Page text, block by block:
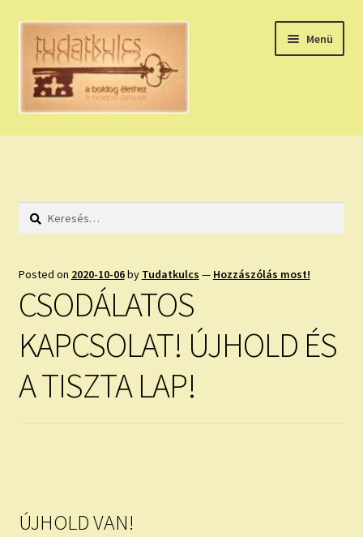
Ugrás
navigációhoz
Kilépés
tartalomba
Menü
HÚZZ EGY KÁRTYÁT!
HOLDNAPTÁR
NAPI ASZTROLÓGIA
KÉRJ EGY MEGERŐSÍTÉST!
Expand
ISMERJ MEG!
TAROT ELEMZÉS MEGRENDELÉSE LIMITÁLT!
Keresés:
Posted on 2020-10-06by Tudatkulcs — Hozzászólás most!
CSODÁLATOS
KAPCSOLAT! ÚJHOLD ÉS
A TISZTA LAP!
ÚJHOLD VAN!